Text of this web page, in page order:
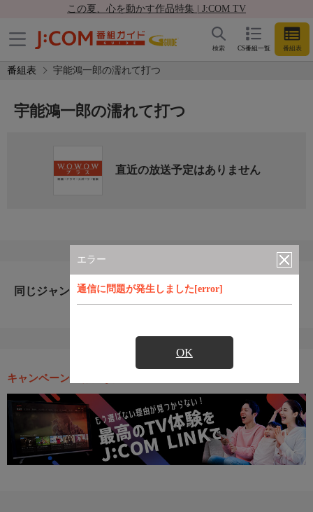
この夏、心を動かす作品特集 | J:COM TV
CS番組一覧 番組表
検索
番組表 宇能鴻一郎の濡れて打つ
エラー
通信に問題が発生しました[error]
OK
宇能鴻一郎の濡れて打つ
直近の放送予定はありません
同じジャンルのおすすめ番組
キャンペーン・お得な情報